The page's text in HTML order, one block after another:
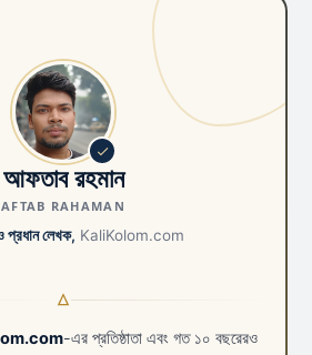
আফতাব রহমান
AFTAB RAHAMAN
প্রধান লেখক, KaliKolom.com
-এর প্রতিষ্ঠাতা এবং গত ১০ বছরেরও